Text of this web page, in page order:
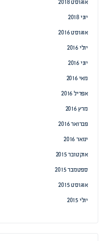
אוגוסט 2018
יוני 2018
אוגוסט 2016
יולי 2016
יוני 2016
מאי 2016
אפריל 2016
מרץ 2016
פברואר 2016
ינואר 2016
אוקטובר 2015
ספטמבר 2015
אוגוסט 2015
יולי 2015